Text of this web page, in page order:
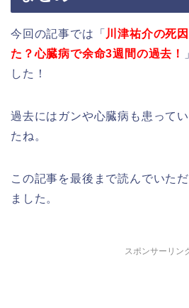
今回の記事では「 川津祐介の死
た？心臓病で余命3週間の過去！
した！
過去にはガンや心臓病も患って
たね。
この記事を最後まで読んでいた
ました。
スポンサーリン